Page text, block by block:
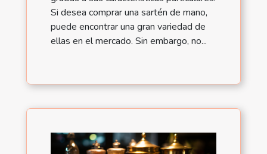
Si desea comprar una sartén de mano,
puede encontrar una gran variedad de
ellas en el mercado. Sin embargo, no...